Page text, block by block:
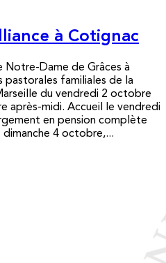
à Cotignac
Notre-Dame de Grâces à
pastorales familiales de la
du vendredi 2 octobre
après-midi. Accueil le vendredi
en pension complète
dimanche 4 octobre,...